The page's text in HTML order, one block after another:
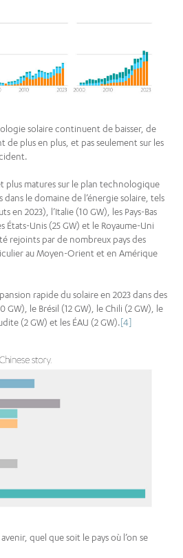
solaire continuent de baisser, de
de plus en plus, et pas seulement sur les
plus matures sur le plan technologique
le domaine de l’énergie solaire, tels
en 2023), l’Italie (10 GW), les Pays-Bas
États-Unis (25 GW) et le Royaume-Uni
rejoints par de nombreux pays des
au Moyen-Orient et en Amérique
rapide du solaire en 2023 dans des
GW), le Brésil (12 GW), le Chili (2 GW), le
(2 GW) et les ÉAU (2 GW).[4]
quel que soit le pays où l’on se